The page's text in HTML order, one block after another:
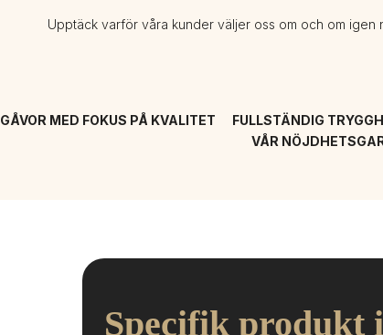
Upptäck varför våra kunder väljer oss om och om
GÅVOR MED FOKUS PÅ KVALITET
FULLSTÄNDIG
VÅR
Specifik produkt